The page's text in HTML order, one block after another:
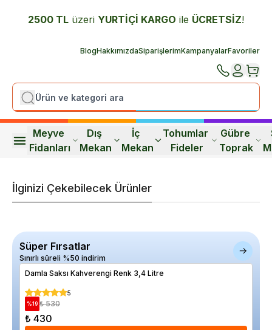
2500 TL üzeri YURTİÇİ KARGO ile ÜCRETSİZ!
BlogHakkımızdaSiparişlerimKampanyalarFavoriler
Meyve
Fidanları
Dış
Mekan
İç
Mekan
Tohumlar
Fideler
Gübre
Toprak
İlginizi Çekebilecek Ürünler
Süper Fırsatlar
Sınırlı süreli %50 indirim
Damla Saksı Kahverengi Renk 3,4 Litre
5
%19 ₺ 530
₺ 430